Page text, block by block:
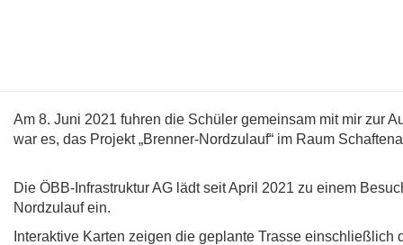
Am 8. Juni 2021 fuhren die Schüler gemeinsam mit mir zur
war es, das Projekt „Brenner-Nordzulauf“ im Raum
Die ÖBB-Infrastruktur AG lädt seit April 2021 zu einem
Nordzulauf ein.
Interaktive Karten zeigen die geplante Trasse